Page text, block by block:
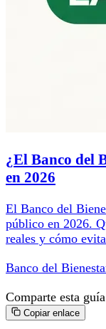
¿El Banco del
en 2026
El Banco del
público en 2026.
reales y cómo
Banco del
Comparte esta
Copiar enlace